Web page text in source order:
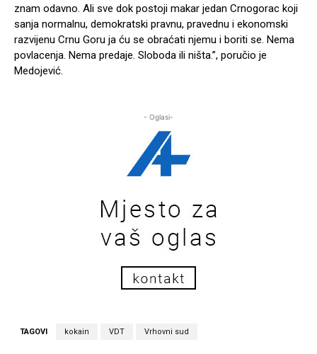
znam odavno. Ali sve dok postoji makar jedan Crnogorac koji
sanja normalnu, demokratski pravnu, pravednu i ekonomski
razvijenu Crnu Goru ja ću se obraćati njemu i boriti se. Nema
povlacenja. Nema predaje. Sloboda ili ništa.”, poručio je
Medojević.
- Oglasi-
TAGOVI kokain VDT Vrhovni sud